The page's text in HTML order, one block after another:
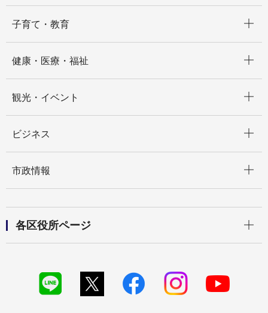
子育て・教育
健康・医療・福祉
観光・イベント
ビジネス
市政情報
各区役所ページ